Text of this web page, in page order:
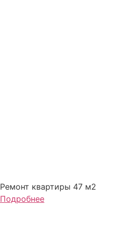
Ремонт квартиры 47 м2
Подробнее